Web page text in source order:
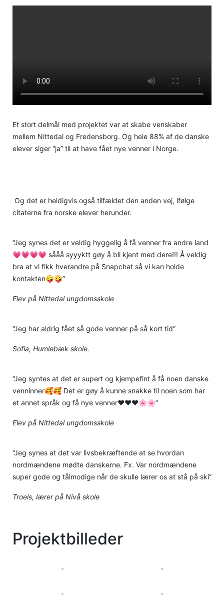
Et stort delmål med projektet var at skabe venskaber
mellem Nittedal og Fredensborg. Og hele 88% af de danske
elever siger “ja” til at have fået nye venner i Norge.
Og det er heldigvis også tilfældet den anden vej, ifølge
citaterne fra norske elever herunder.
“Jeg synes det er veldig hyggelig å få venner fra andre land
💗💗💗💗 sååå syyyktt gøy å bli kjent med dere!!! Å veldig
bra at vi fikk hverandre på Snapchat så vi kan holde
kontakten🤪🤪”
Elev på Nittedal ungdomsskole
“Jeg har aldrig fået så gode venner på så kort tid”
Sofia, Humlebæk skole.
“Jeg syntes at det er supert og kjempefint å få noen danske
venninner🥰🥰 Det er gøy å kunne snakke til noen som har
et annet språk og få nye venner❤️❤️❤️🌸🌸”
Elev på Nittedal ungdomsskole
“Jeg synes at det var livsbekræftende at se hvordan
nordmændene mødte danskerne. Fx. Var nordmændene
super gode og tålmodige når de skulle lærer os at stå på ski”
Troels, lærer på Nivå skole
Projektbilleder